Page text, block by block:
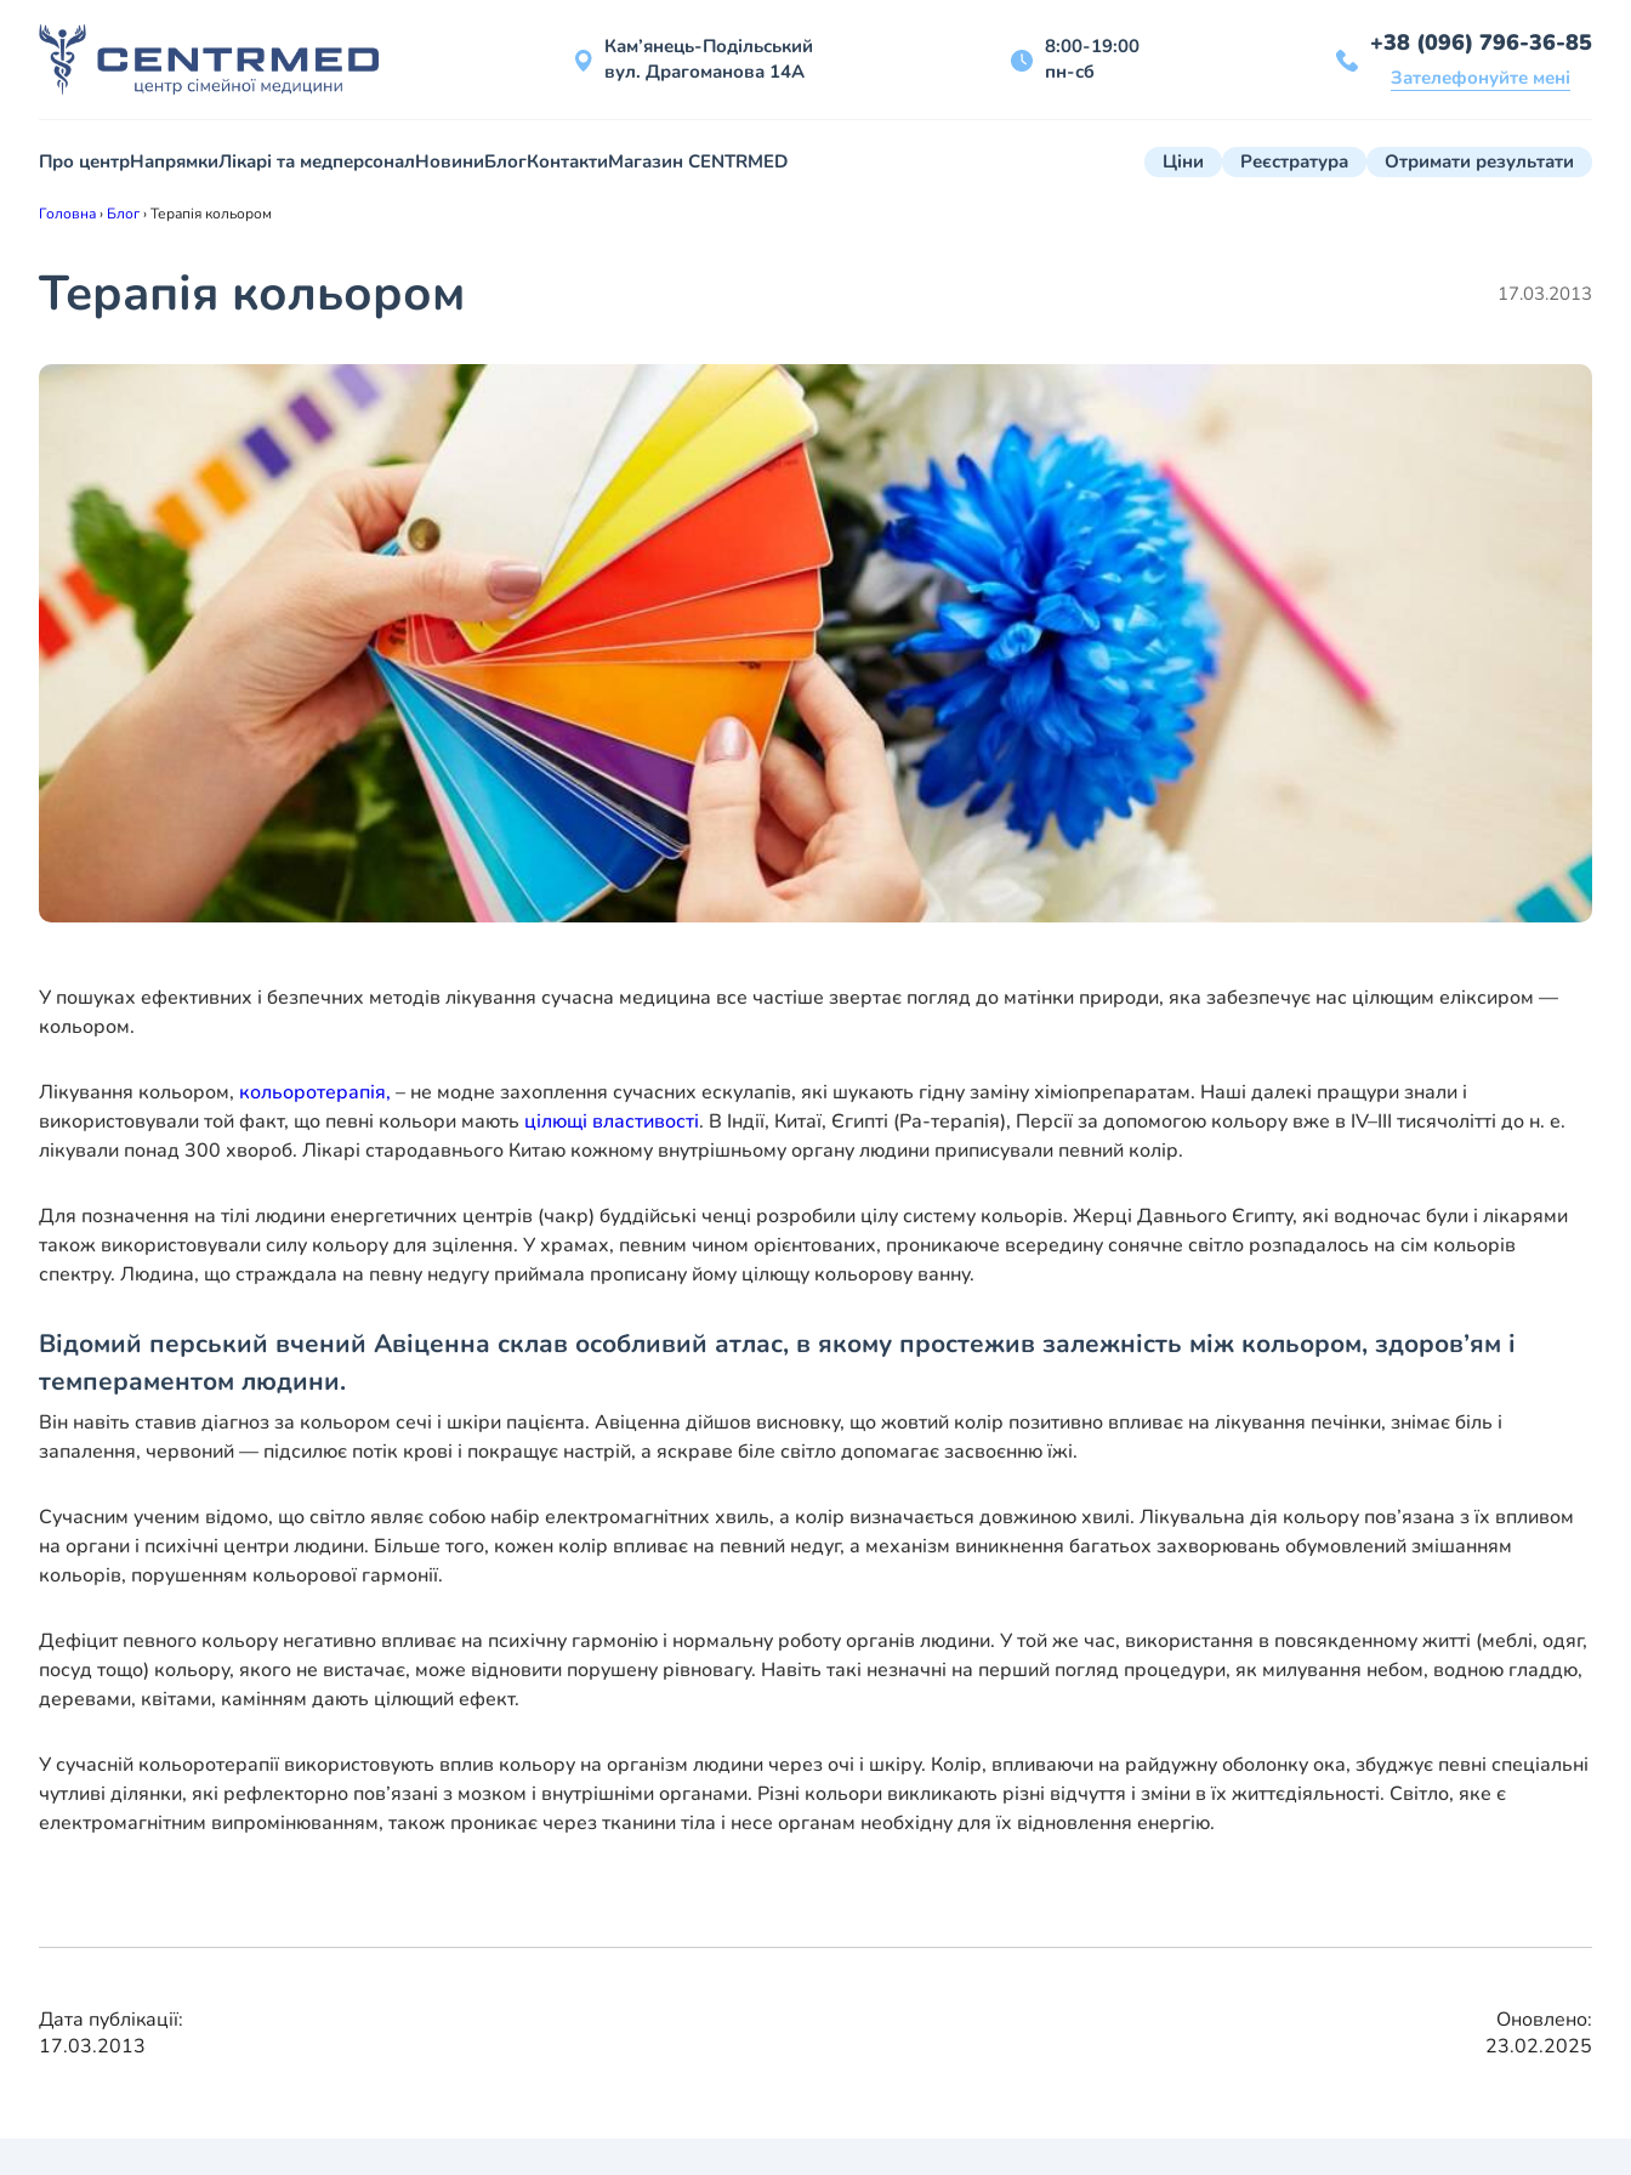
Кам’янець-Подільський
вул. Драгоманова 14А
8:00-19:00
пн-сб
+38 (096) 796-36-85
Зателефонуйте мені
Про центрНапрямкиЛікарі та медперсоналНовиниБлогКонтактиМагазин CENTRMED Ціни Реєстратура Отримати результати
Головна› Блог›Терапія кольором
Терапія кольором 17.03.2013
У пошуках ефективних і безпечних методів лікування сучасна медицина все частіше звертає погляд до матінки природи, яка забезпечує нас цілющим еліксиром —
кольором.
Лікування кольором, кольоротерапія, – не модне захоплення сучасних ескулапів, які шукають гідну заміну хіміопрепаратам. Наші далекі пращури знали і
використовували той факт, що певні кольори мають цілющі властивості. В Індії, Китаї, Єгипті (Ра-терапія), Персії за допомогою кольору вже в IV–III тисячолітті до н. е.
лікували понад 300 хвороб. Лікарі стародавнього Китаю кожному внутрішньому органу людини приписували певний колір.
Для позначення на тілі людини енергетичних центрів (чакр) буддійські ченці розробили цілу систему кольорів. Жерці Давнього Єгипту, які водночас були і лікарями
також використовували силу кольору для зцілення. У храмах, певним чином орієнтованих, проникаюче всередину сонячне світло розпадалось на сім кольорів
спектру. Людина, що страждала на певну недугу приймала прописану йому цілющу кольорову ванну.
Відомий перський вчений Авіценна склав особливий атлас, в якому простежив залежність між кольором, здоров’ям і
темпераментом людини.
Він навіть ставив діагноз за кольором сечі і шкіри пацієнта. Авіценна дійшов висновку, що жовтий колір позитивно впливає на лікування печінки, знімає біль і
запалення, червоний — підсилює потік крові і покращує настрій, а яскраве біле світло допомагає засвоєнню їжі.
Сучасним ученим відомо, що світло являє собою набір електромагнітних хвиль, а колір визначається довжиною хвилі. Лікувальна дія кольору пов’язана з їх впливом
на органи і психічні центри людини. Більше того, кожен колір впливає на певний недуг, а механізм виникнення багатьох захворювань обумовлений змішанням
кольорів, порушенням кольорової гармонії.
Дефіцит певного кольору негативно впливає на психічну гармонію і нормальну роботу органів людини. У той же час, використання в повсякденному житті (меблі, одяг,
посуд тощо) кольору, якого не вистачає, може відновити порушену рівновагу. Навіть такі незначні на перший погляд процедури, як милування небом, водною гладдю,
деревами, квітами, камінням дають цілющий ефект.
У сучасній кольоротерапії використовують вплив кольору на організм людини через очі і шкіру. Колір, впливаючи на райдужну оболонку ока, збуджує певні спеціальні
чутливі ділянки, які рефлекторно пов’язані з мозком і внутрішніми органами. Різні кольори викликають різні відчуття і зміни в їх життєдіяльності. Світло, яке є
електромагнітним випромінюванням, також проникає через тканини тіла і несе органам необхідну для їх відновлення енергію.
Дата публікації:
17.03.2013
Оновлено:
23.02.2025